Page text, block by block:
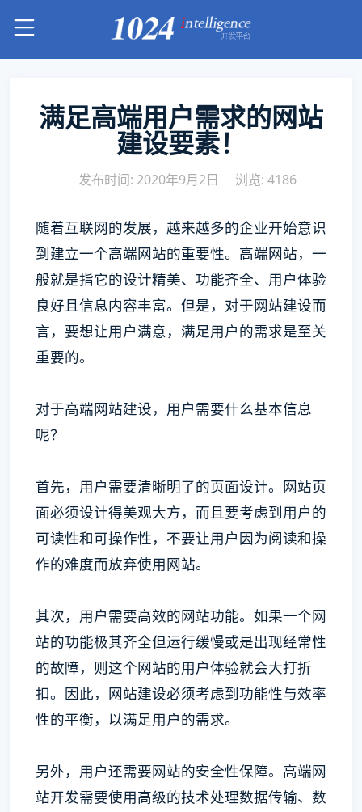
满足高端用户需求的网站
建设要素！
发布时间: 2020年9月2日 浏览: 4186
随着互联网的发展，越来越多的企业开始意识
到建立一个高端网站的重要性。高端网站，一
般就是指它的设计精美、功能齐全、用户体验
良好且信息内容丰富。但是，对于网站建设而
言，要想让用户满意，满足用户的需求是至关
重要的。
对于高端网站建设，用户需要什么基本信息
呢？
首先，用户需要清晰明了的页面设计。网站页
面必须设计得美观大方，而且要考虑到用户的
可读性和可操作性，不要让用户因为阅读和操
作的难度而放弃使用网站。
其次，用户需要高效的网站功能。如果一个网
站的功能极其齐全但运行缓慢或是出现经常性
的故障，则这个网站的用户体验就会大打折
扣。因此，网站建设必须考虑到功能性与效率
性的平衡，以满足用户的需求。
另外，用户还需要网站的安全性保障。高端网
站开发需要使用高级的技术处理数据传输、数